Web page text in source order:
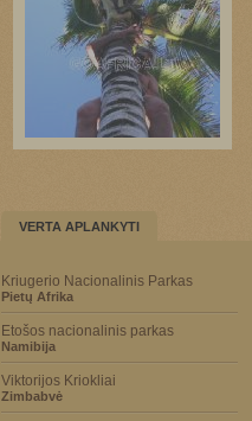
VERTA APLANKYTI
Kriugerio Nacionalinis Parkas
Pietų Afrika
Etošos nacionalinis parkas
Namibija
Viktorijos Kriokliai
Zimbabvė